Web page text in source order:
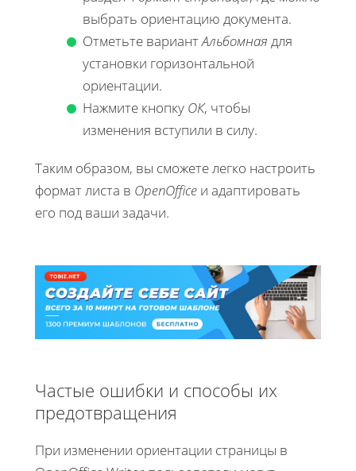
выбрать ориентацию документа.
Отметьте вариантАльбомная для
установки горизонтальной
ориентации.
Нажмите кнопку ОК, чтобы
изменения вступили в силу.
Таким образом, вы сможете легко настроить
формат листа в OpenOffice и адаптировать
его под ваши задачи.
Частые ошибки и способы их
предотвращения
При изменении ориентации страницы в